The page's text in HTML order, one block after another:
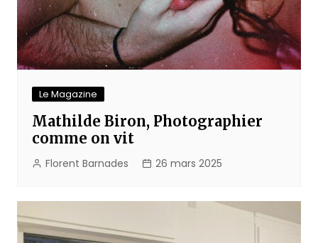
Le Magazine
Mathilde Biron, Photographier
comme on vit
Florent Barnades 26 mars 2025